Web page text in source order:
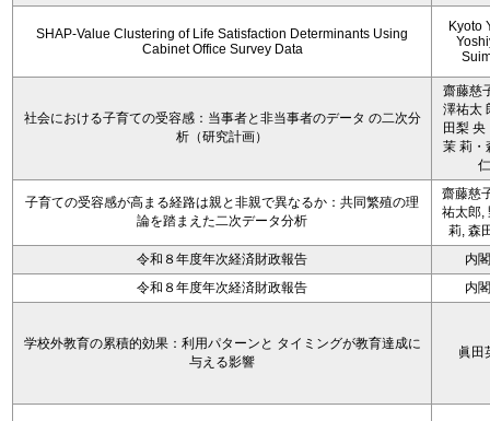
SHAP-Value Clustering of Life Satisfaction Determinants Using
Cabinet Office Survey Data
Kyoto
社会における子育ての受容感：当事者と非当事者のデータ の二次分
析（研究計画）
齋藤慈
澤祐太
田梨 央
茉 莉・
仁
子育ての受容感が高まる経路は親と非親で異なるか：共同繁殖の理
論を踏まえた二次データ分析
齋藤慈
祐太郎,
莉, 森
令和８年度年次経済財政報告
内
令和８年度年次経済財政報告
内
学校外教育の累積的効果：利用パターンと タイミングが教育達成に
与える影響
眞田